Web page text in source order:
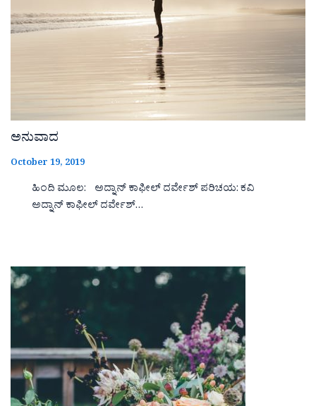
ಅನುವಾದ
October 19, 2019
ಹಿಂದಿ ಮೂಲ: ಅದ್ನಾನ್ ಕಾಫೀಲ್ ದರ್ವೇಶ್ ಪರಿಚಯ: ಕವಿ
ಅದ್ನಾನ್ ಕಾಫೀಲ್ ದರ್ವೇಶ್…